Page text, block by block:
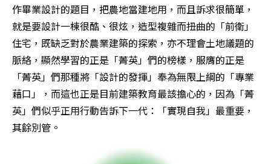
作畢業設計的題目，把農地當建地用，而且訴求很簡單，
就是要設計一棟很酷、很炫，造型複雜而扭曲的「前衛」
住宅，既缺乏對於農業建築的探索，亦不理會土地議題的
脈絡，顯然學習的正是「菁英」們的榜樣，服膺的正是
「菁英」們那種將「設計的發揮」奉為無限上綱的「專業
藉口」，而這也正是目前建築教育最該擔心的，因為「菁
英」們似乎正用行動告訴下一代：「實現自我」最重要，
其餘別管。